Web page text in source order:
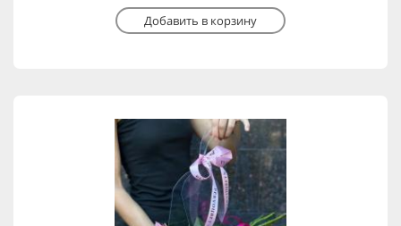
Добавить в корзину